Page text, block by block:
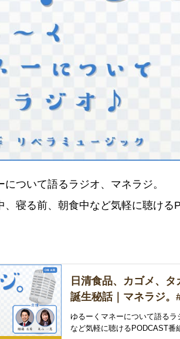
について語るラジオ、マネラジ。
、寝る前、朝食中など気軽に聴ける
日清食品、カゴメ、
誕生秘話｜マネラジ。
ゆるーくマネーについて語る
など気軽に聴けるPODCAST番